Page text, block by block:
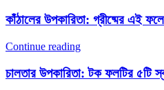
কাঁঠালের উপকারিতা: গ্রীষ্মের এই
Continue reading
চালতার উপকারিতা: টক ফলটির ৫টি